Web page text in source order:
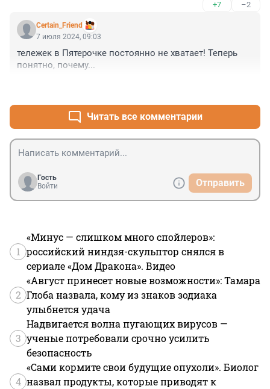
+7 –2
Certain_Friend
7 июля 2024, 09:03
тележек в Пятерочке постоянно не хватает! Теперь
понятно, почему...
Читать все комментарии
Гость
Войти
Отправить
1
«Минус — слишком много спойлеров»:
российский ниндзя-скульптор снялся в
сериале «Дом Дракона». Видео
2
«Август принесет новые возможности»: Тамара
Глоба назвала, кому из знаков зодиака
улыбнется удача
3
Надвигается волна пугающих вирусов —
ученые потребовали срочно усилить
безопасность
4
«Сами кормите свои будущие опухоли». Биолог
назвал продукты, которые приводят к